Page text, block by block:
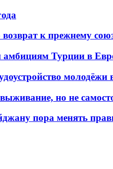
к прежнему
амбициям Турции в
молодёжи
но не
пора менять